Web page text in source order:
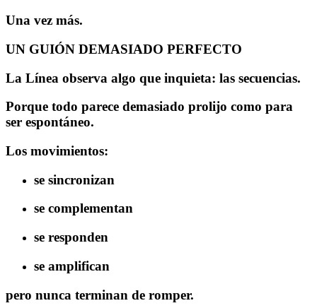
Una vez más.
UN GUIÓN DEMASIADO PERFECTO
La Línea observa algo que inquieta: las secuencias.
Porque todo parece demasiado prolijo como para
ser espontáneo.
Los movimientos:
se sincronizan
se complementan
se responden
se amplifican
pero nunca terminan de romper.